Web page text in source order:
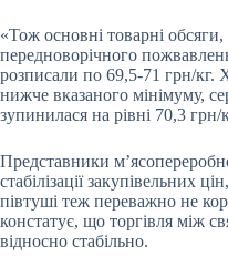
«Тож основні товарні
передноворічного
розписали по 69,5-71 грн/кг.
нижче вказаного мінімуму,
зупинилася на рівні 70,3
Представники
стабілізації закупівельних
півтуші теж переважно не
констатує, що торгівля між
відносно стабільно.